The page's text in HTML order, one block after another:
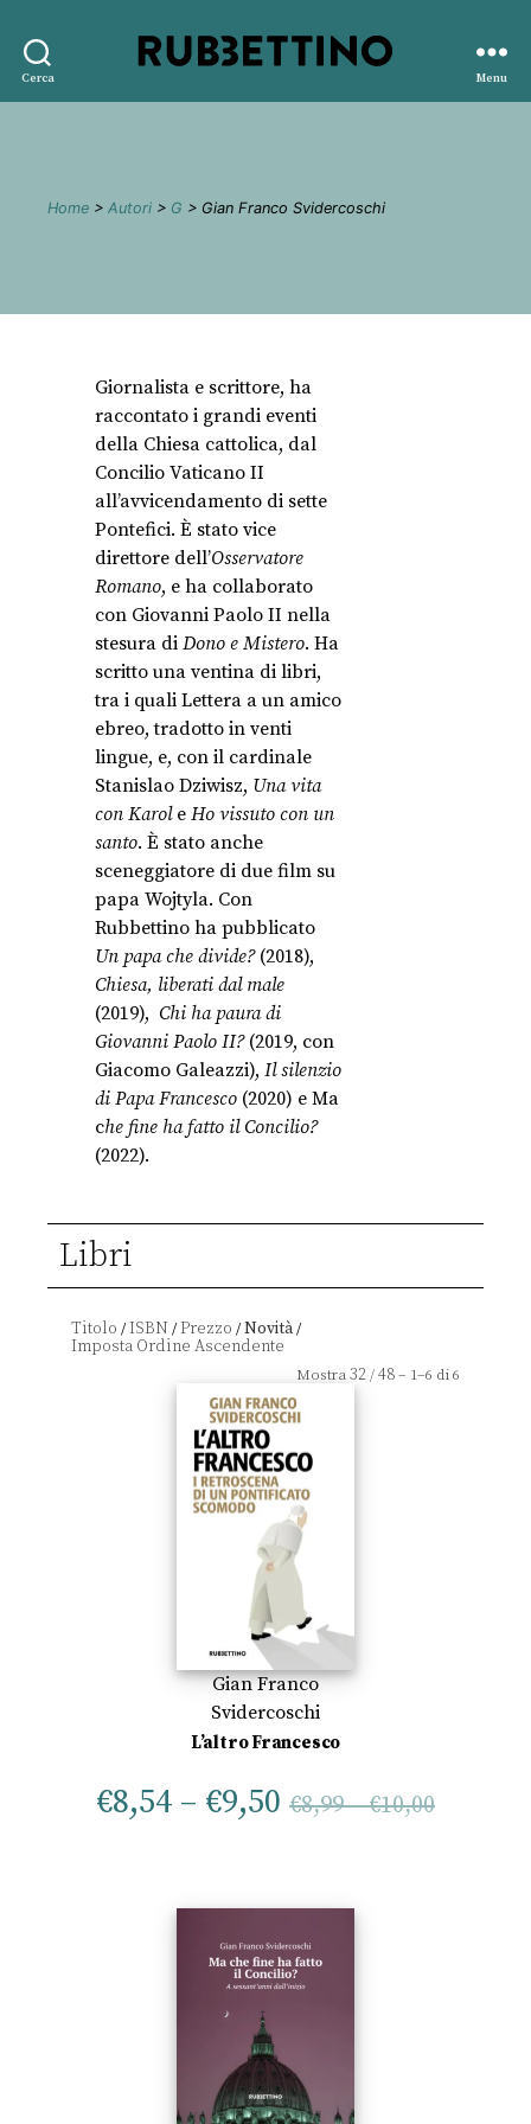
Cerca
editore
Menu
Home > Autori > G > Gian Franco Svidercoschi
Giornalista e scrittore, ha
raccontato i grandi eventi
della Chiesa cattolica, dal
Concilio Vaticano II
all’avvicendamento di sette
Pontefici. È stato vice
direttore dell’Osservatore
Romano, e ha collaborato
con Giovanni Paolo II nella
stesura di Dono e Mistero. Ha
scritto una ventina di libri,
tra i quali Lettera a un amico
ebreo, tradotto in venti
lingue, e, con il cardinale
Stanislao Dziwisz, Una vita
con Karole Ho vissuto con un
santo. È stato anche
sceneggiatore di due film su
papa Wojtyla. Con
Rubbettino ha pubblicato
Un papa che divide? (2018),
Chiesa, liberati dal male
(2019), Chi ha paura di
Giovanni Paolo II?(2019, con
Giacomo Galeazzi), Il silenzio
di Papa Francesco (2020) e Ma
che fine ha fatto il Concilio?
(2022).
Libri
Titolo /ISBN /Prezzo /Novità/
Mostra32/48– 1–6 di 6
Gian Franco
Svidercoschi
L’altro Francesco
€8,54 – €9,50 €8,99–€10,00